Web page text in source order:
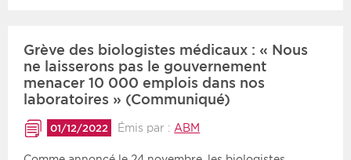
Grève des biologistes médicaux : « Nous
ne laisserons pas le gouvernement
menacer 10 000 emplois dans nos
laboratoires » (Communiqué)
01/12/2022 Émis par : ABM